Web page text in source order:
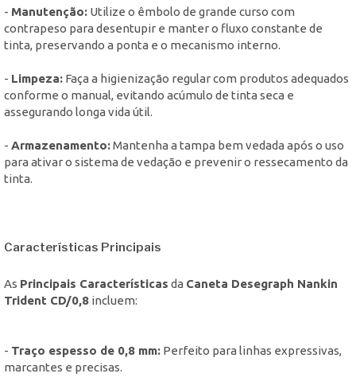
- Manutenção: Utilize o êmbolo de grande curso com
contrapeso para desentupir e manter o fluxo constante de
tinta, preservando a ponta e o mecanismo interno.
- Limpeza: Faça a higienização regular com produtos adequados
conforme o manual, evitando acúmulo de tinta seca e
assegurando longa vida útil.
- Armazenamento:Mantenha a tampa bem vedada após o uso
para ativar o sistema de vedação e prevenir o ressecamento da
tinta.
Características Principais
As Principais Características da Caneta Desegraph Nankin
Trident CD/0,8 incluem:
- Traço espesso de 0,8 mm: Perfeito para linhas expressivas,
marcantes e precisas.